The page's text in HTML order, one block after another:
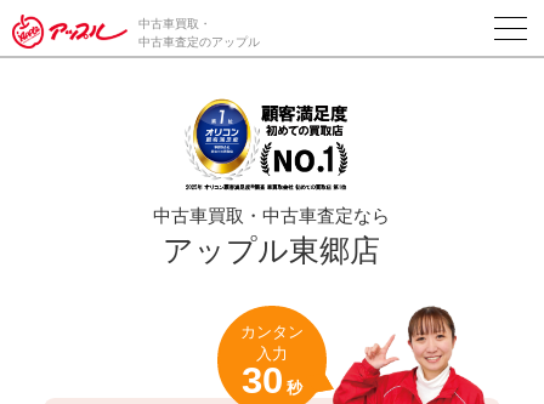
/*ABテスト_新規査定フォームの為のCVボタン*/
中古車買取・
中古車査定のアップル
中古車買取・中古車査定なら
アップル東郷店
カンタン
入力
30 秒